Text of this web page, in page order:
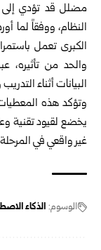
مضلل قد تؤدي إلى
الكبرى تعمل
والحد من تأثيره،
البيانات أثناء
وتؤكد هذه
يخضع لقيود تقنية
غير واقعي في المرحلة
الوسوم: الذكاء